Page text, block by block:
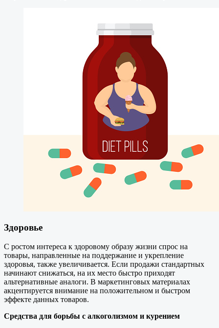
Здоровье
С ростом интереса к здоровому образу жизни спрос на
товары, направленные на поддержание и укрепление
здоровья, также увеличивается. Если продажи стандартных
начинают снижаться, на их место быстро приходят
альтернативные аналоги. В маркетинговых материалах
акцентируется внимание на положительном и быстром
эффекте данных товаров.
Средства для борьбы с алкоголизмом и курением